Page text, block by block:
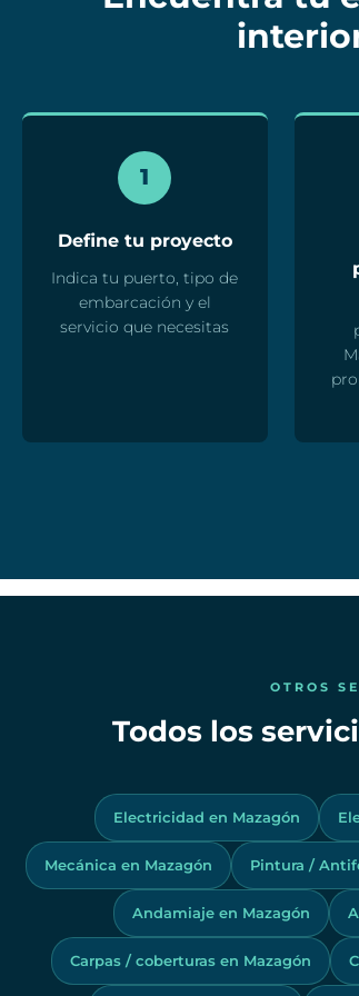
1
Define tu proyecto
Indica tu puerto, tipo de
embarcación y el
servicio que necesitas
OTROS
Todos los
Electricidad en Mazagón
Mecánica en Mazagón Pintura /
Andamiaje en Mazagón
Carpas / coberturas en Mazagón